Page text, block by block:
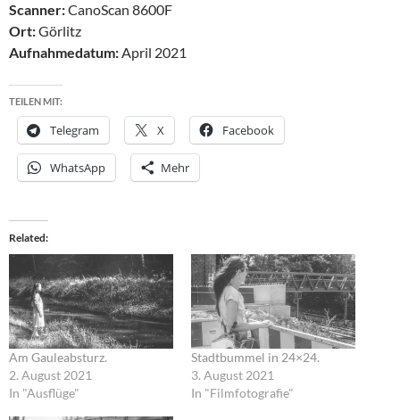
Scanner:CanoScan 8600F
Ort:Görlitz
Aufnahmedatum:April 2021
TEILEN MIT:
Telegram X Facebook
WhatsApp Mehr
Related
Am Gauleabsturz.
2. August 2021
In "Ausflüge"
Stadtbummel in 24×24.
3. August 2021
In "Filmfotografie"